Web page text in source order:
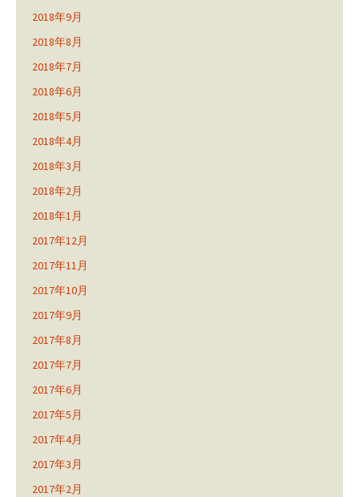
2018年9月
2018年8月
2018年7月
2018年6月
2018年5月
2018年4月
2018年3月
2018年2月
2018年1月
2017年12月
2017年11月
2017年10月
2017年9月
2017年8月
2017年7月
2017年6月
2017年5月
2017年4月
2017年3月
2017年2月